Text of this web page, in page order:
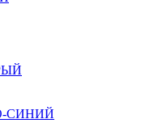
СИНИЙ